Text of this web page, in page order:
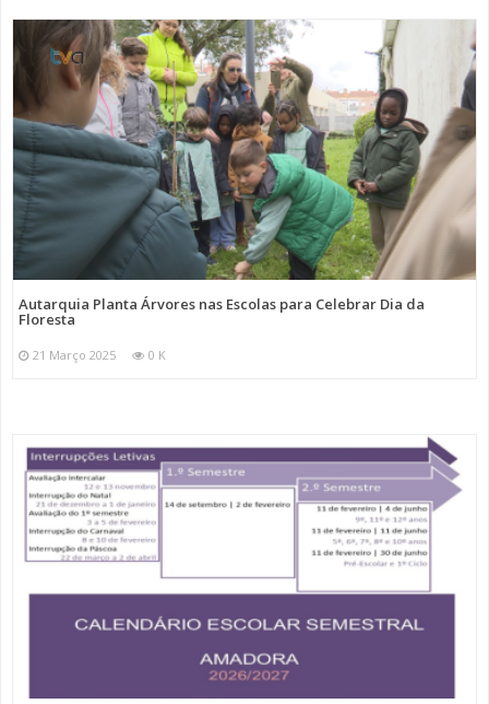
Autarquia Planta Árvores nas Escolas para Celebrar Dia da
Floresta
21 Março 2025 0 K